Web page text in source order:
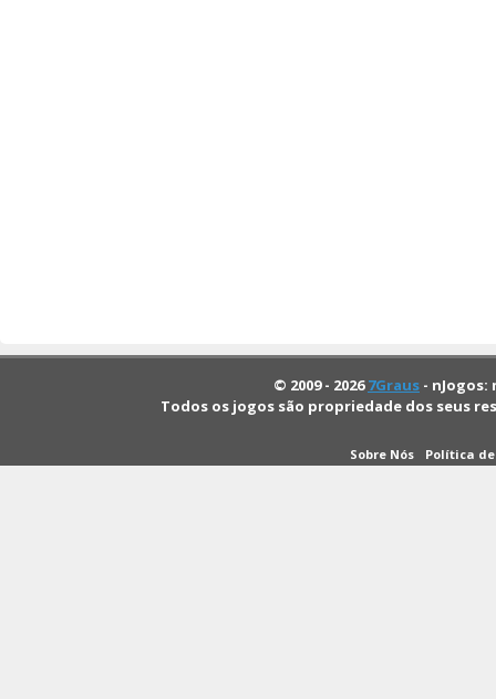
© 2009 - 20267Graus -
Todos os jogos são propriedade dos seus
Sobre Nós Política